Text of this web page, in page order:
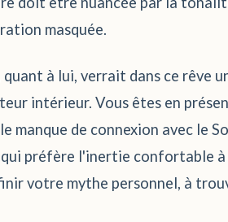
masquée.
quant à lui, verrait dans ce rêve
intérieur. Vous êtes en
manque de connexion avec le
préfère l'inertie confortable
votre mythe personnel, à